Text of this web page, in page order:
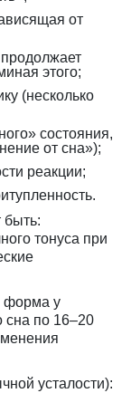
от
этого;
(несколько
состояния,
от сна»);
реакции;
быть:
тонуса при
форма у
сна по 16–20
усталости):